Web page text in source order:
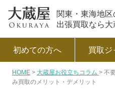
関東・東海地区
出張買取なら大
初めての方へ 買取ジ
HOME 大蔵屋お役立ちコラム
不
み買取のメリット・デメリット